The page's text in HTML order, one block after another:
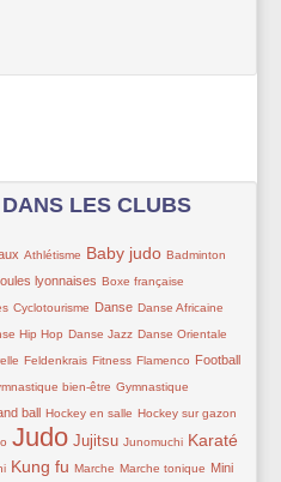
LES CLUBS
Athlétisme Baby judo Badminton
lyonnaises Boxe française
Cyclotourisme Danse Danse Africaine
Hip Hop Danse Jazz Danse Orientale
Feldenkrais Fitness Flamenco Football
bien-être Gymnastique
ball Hockey en salle Hockey sur gazon
Judo Jujitsu Junomuchi Karaté
Kung fu Marche Marche tonique Mini